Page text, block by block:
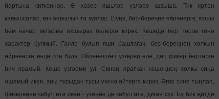
йортына киткәннәр. Ә хәзер яшьләр үзләре кавыша. Тик иртән
кавышсалар, кич аерылып та куялар. Шуңа, бер-береңне өйрәнергә, яхшы
һәм начар якларны яхшырак белергә кирәк. Кешедә бер төрле генә
характер булмый. Гаилә булып яши башлагач, бер-береңнең холкын
өйрәнергә инде соң була. Өйләнешкәч үзгәрер әле, дип фикер йөртергә
һич ярамый. Кеше үзгәрми ул. Синең яраткан кешеңнең холкы сиңа
ошамый икән, аны турыдан-туры үзенә әйтергә кирәк. Әгәр сине тыңлап,
фикереңне кабул итә икән - үзеңне дә кабул итә, дигән сүз. Бу бик җитди